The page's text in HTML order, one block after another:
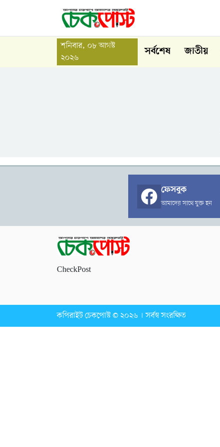
শনিবার, ০৮ আগস্ট
২০২৬
সর্বশেষ জাতীয়
ফেসবুক
আমাদের সাথে যুক্ত হন
CheckPost
কপিরাইট চেকপোস্ট © ২০২৬ । সর্বস্ব সংরক্ষিত